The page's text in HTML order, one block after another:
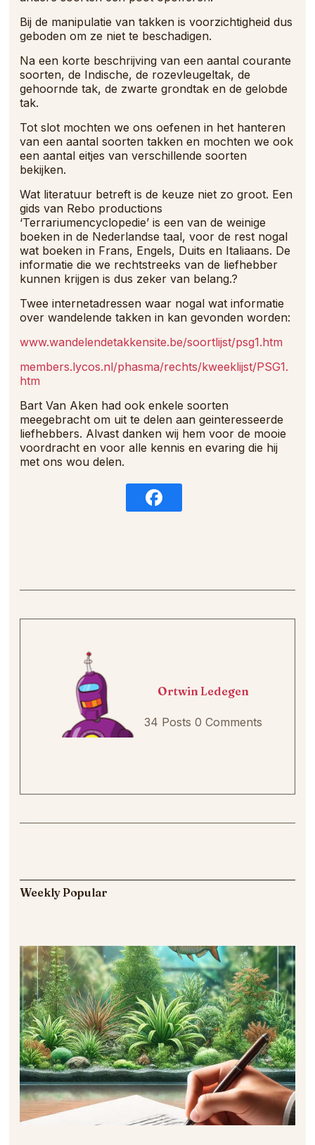
Bij de manipulatie van takken is voorzichtigheid dus
geboden om ze niet te beschadigen.
Na een korte beschrijving van een aantal courante
soorten, de Indische, de rozevleugeltak, de
gehoornde tak, de zwarte grondtak en de gelobde
tak.
Tot slot mochten we ons oefenen in het hanteren
van een aantal soorten takken en mochten we ook
een aantal eitjes van verschillende soorten
bekijken.
Wat literatuur betreft is de keuze niet zo groot. Een
gids van Rebo productions
‘Terrariumencyclopedie’ is een van de weinige
boeken in de Nederlandse taal, voor de rest nogal
wat boeken in Frans, Engels, Duits en Italiaans. De
informatie die we rechtstreeks van de liefhebber
kunnen krijgen is dus zeker van belang.?
Twee internetadressen waar nogal wat informatie
over wandelende takken in kan gevonden worden:
www.wandelendetakkensite.be/soortlijst/psg1.htm
members.lycos.nl/phasma/rechts/kweeklijst/PSG1.
htm
Bart Van Aken had ook enkele soorten
meegebracht om uit te delen aan geinteresseerde
liefhebbers. Alvast danken wij hem voor de mooie
voordracht en voor alle kennis en evaring die hij
met ons wou delen.
Ortwin Ledegen
34 Posts 0 Comments
Weekly Popular